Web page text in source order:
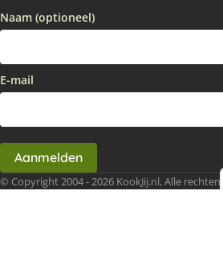
Naam (optioneel)
E-mail
Aanmelden
© Copyright 2004 - 2026 KookJij.nl, Alle